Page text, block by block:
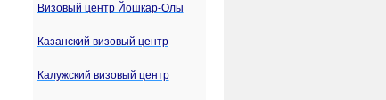
Визовый центр Йошкар-Олы
Казанский визовый центр
Калужский визовый центр